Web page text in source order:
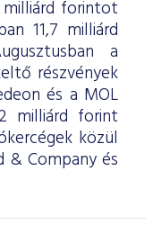
forintot
11,7 milliárd
a
részvények
és a MOL
milliárd forint
közül
& Company és